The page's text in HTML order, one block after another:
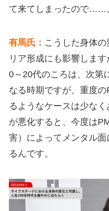
て来てしまったので……
有馬氏： こうした身体
リア形成にも影響しま
0～20代のころは、次第
なる時期ですが、重度
るようなケースは少な
が悪化すると、今度は
害）によってメンタル
るんです。